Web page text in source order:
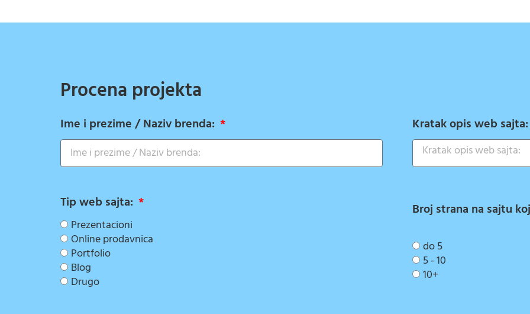
Procena projekta
Ime i prezime / Naziv brenda: Kratak opis web
Tip web sajta:
Prezentacioni
Online prodavnica
Portfolio
Blog
Drugo
Broj strana na sajtu
do 5
5 - 10
10+